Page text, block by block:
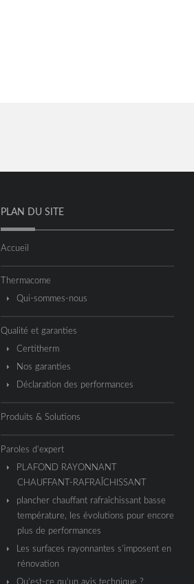
PLAN DU SITE
Accueil
Thermacome
Qui-sommes-nous
Qualité et garanties
Certitherm
Nos garanties
Déclaration des performances
Produits & Solutions
Paroles d’expert
PLAFOND RAYONNANT
CHAUFFANT-RAFRAÎCHISSANT
plancher chauffant rafraîchissant basse
température, les évolutions pour encore
plus de performances
Les surfaces rayonnantes s’imposent en
rénovation
Qu’est-ce qu’un avis technique ?